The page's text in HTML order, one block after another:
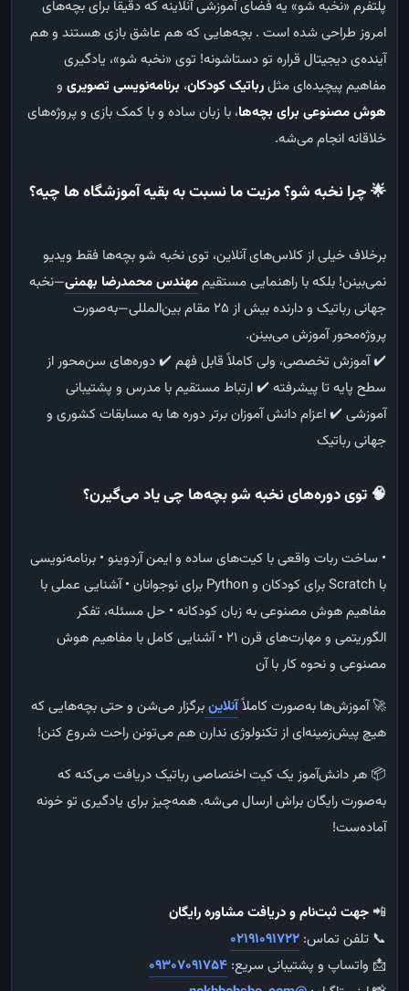
پلتفرم «نخبه شو» یه فضای آموزشی آنلاینه که دقیقاً برای بچه‌های
امروز طراحی شده است . بچه‌هایی که هم عاشق بازی‌ هستند و هم
آینده‌ی دیجیتال قراره تو دستاشونه! توی «نخبه شو»، یادگیری
مفاهیم پیچیده‌ای مثلرباتیک کودکان، برنامه‌نویسی تصویری و
هوش مصنوعی برای بچه‌ها، با زبان ساده و با کمک بازی و پروژه‌های
خلاقانه انجام می‌شه.
🌟چرا نخبه شو؟ مزیت ما نسبت به بقیه آموزشگاه ها چیه؟
برخلاف خیلی از کلاس‌های آنلاین، توی نخبه شو بچه‌ها فقط ویدیو
نمی‌بینن! بلکه با راهنمایی مستقیممهندس محمدرضا بهمنی—نخبه
جهانی رباتیک و دارنده بیش از ۲۵ مقام بین‌المللی—به‌صورت
پروژه‌محور آموزش می‌بینن.
✔️ آموزش تخصصی، ولی کاملاً قابل فهم✔️ دوره‌های سن‌محور از
سطح پایه تا پیشرفته✔️ ارتباط مستقیم با مدرس و پشتیبانی
آموزشی✔️ اعزام دانش آموزان برتر دوره ها به مسابقات کشوری و
جهانی رباتیک
🧠 توی دوره‌های نخبه شو بچه‌ها چی یاد می‌گیرن؟
• ساخت ربات واقعی با کیت‌های ساده و ایمن آردوینو • برنامه‌نویسی
با Scratch برای کودکان و Python برای نوجوانان
• آشنایی عملی با
مفاهیم هوش مصنوعی به زبان کودکانه • حل مسئله، تفکر
الگوریتمی و مهارت‌های قرن ۲۱
• آشنایی کامل با مفاهیم هوش
مصنوعی و نحوه کار با آن
🚀 آموزش‌ها به‌صورت کاملاًآنلاینبرگزار می‌شن و حتی بچه‌هایی که
هیچ پیش‌زمینه‌ای از تکنولوژی ندارن هم می‌تونن راحت شروع کنن!
📦 هر دانش‌آموز یک کیت اختصاصی رباتیک دریافت می‌کنه که
به‌صورت رایگان براش ارسال می‌شه. همه‌چیز برای یادگیری تو خونه
آماده‌ست!
📲 جهت ثبت‌نام و دریافت مشاوره رایگان
📞 تلفن تماس: 02191091722
📩 واتساپ و پشتیبانی سریع: 09307091754